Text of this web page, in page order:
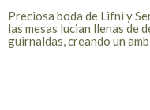
Preciosa boda de Lifni y
las mesas lucian llenas de
guirnaldas, creando un